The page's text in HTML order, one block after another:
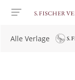
Alle Verlage